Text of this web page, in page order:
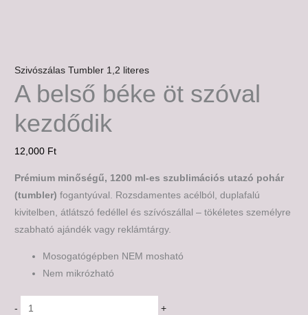
Szivószálas Tumbler 1,2 literes
A belső béke öt szóval
kezdődik
12,000 Ft
Prémium minőségű, 1200 ml-es szublimációs utazó pohár
(tumbler) fogantyúval. Rozsdamentes acélból, duplafalú
kivitelben, átlátszó fedéllel és szívószállal – tökéletes személyre
szabható ajándék vagy reklámtárgy.
Mosogatógépben NEM mosható
Nem mikrózható
- +